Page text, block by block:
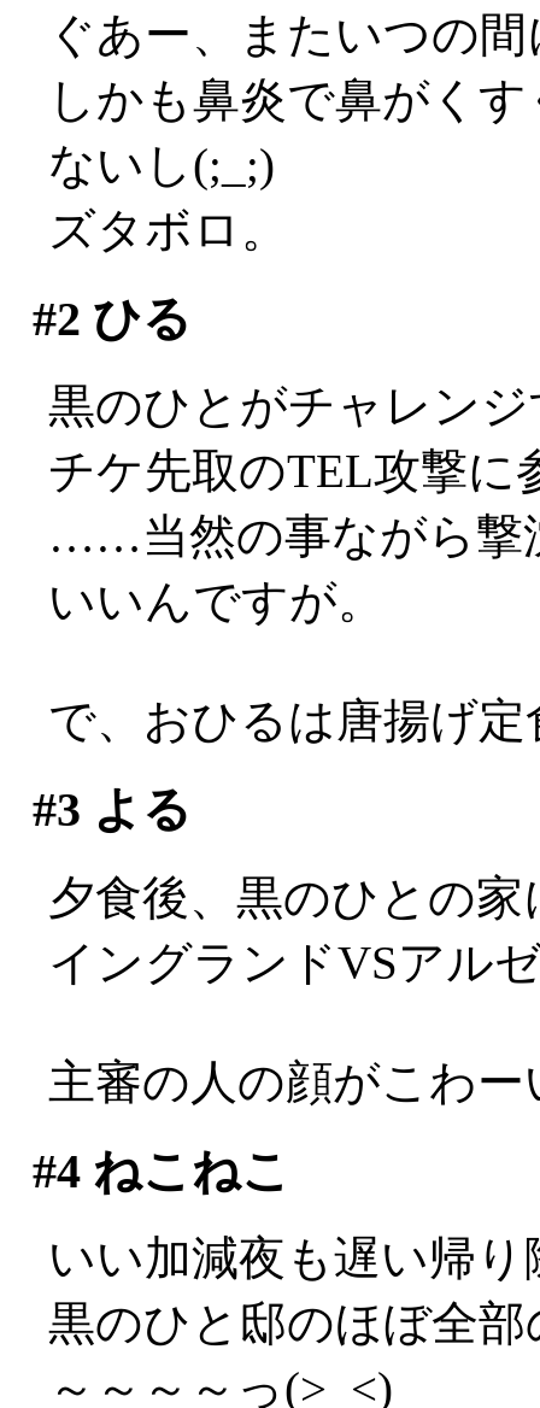
ぐあー、またいつの
しかも鼻炎で鼻がく
ないし(;_;)
ズタボロ。
#2 ひる
黒のひとがチャレン
チケ先取のTEL攻撃に
……当然の事ながら撃
いいんですが。
で、おひるは唐揚げ
#3 よる
夕食後、黒のひとの
イングランドVSアル
主審の人の顔がこわー
#4ねこねこ
いい加減夜も遅い帰り
黒のひと邸のほぼ全
～～～～っ(>_<)